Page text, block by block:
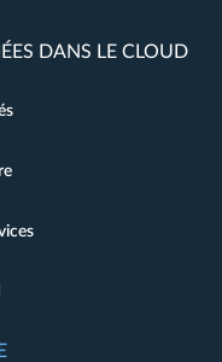
DANS LE CLOUD